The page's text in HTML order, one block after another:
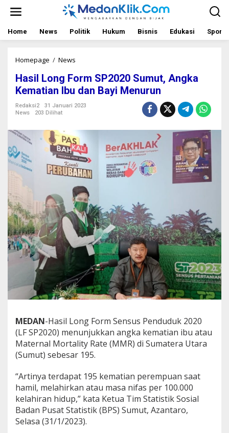
t
Home News Politik Hukum Bisnis Edukasi Sport
Homepage / News
s
L
F
o
r
m
S
P
2
0
2
0
S
u
,
A
n
k
a
K
e
m
t
i
a
n
I
b
Hasil Long Form SP2020 Sumut, Angka
Kematian Ibu dan Bayi Menurun
Redaksi2
31 Januari 2023
News
203 Dilihat
MEDAN-Hasil Long Form Sensus Penduduk 2020
(LF SP2020) menunjukkan angka kematian ibu atau
Maternal Mortality Rate (MMR) di Sumatera Utara
(Sumut) sebesar 195.
“Artinya terdapat 195 kematian perempuan saat
hamil, melahirkan atau masa nifas per 100.000
kelahiran hidup,” kata Ketua Tim Statistik Sosial
Badan Pusat Statistik (BPS) Sumut, Azantaro,
Selasa (31/1/2023).